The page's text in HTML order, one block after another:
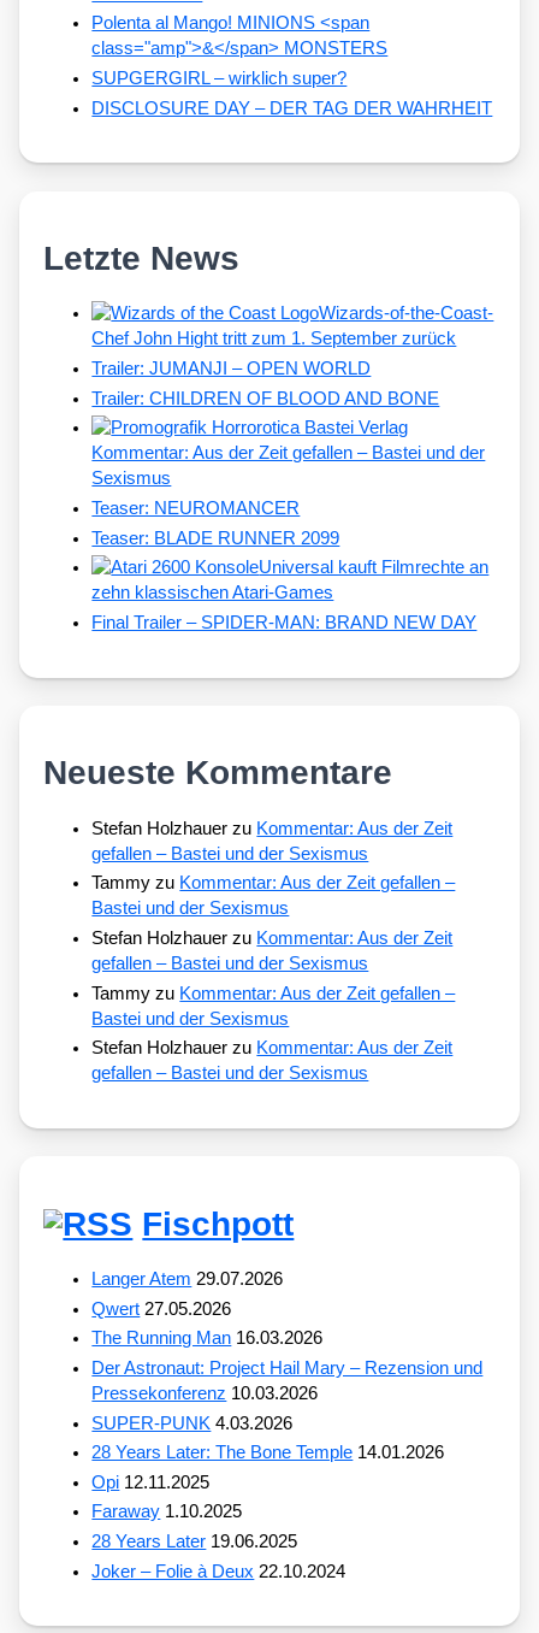
Polenta al Mango! MINIONS <span
class="amp">&</span> MONSTERS
SUPGERGIRL – wirklich super?
DISCLOSURE DAY – DER TAG DER WAHRHEIT
Letzte News
Wizards-of-the-Coast-
Chef John Hight tritt zum 1. September zurück
Trailer: JUMANJI – OPEN WORLD
Trailer: CHILDREN OF BLOOD AND BONE
Kommentar: Aus der Zeit gefallen – Bastei und der
Sexismus
Teaser: NEUROMANCER
Teaser: BLADE RUNNER 2099
Universal kauft Filmrechte an
zehn klassischen Atari-Games
Final Trailer – SPIDER-MAN: BRAND NEW DAY
Neueste Kommentare
Stefan Holzhauer zu Kommentar: Aus der Zeit
gefallen – Bastei und der Sexismus
Tammy zu Kommentar: Aus der Zeit gefallen –
Bastei und der Sexismus
Stefan Holzhauer zu Kommentar: Aus der Zeit
gefallen – Bastei und der Sexismus
Tammy zu Kommentar: Aus der Zeit gefallen –
Bastei und der Sexismus
Stefan Holzhauer zu Kommentar: Aus der Zeit
gefallen – Bastei und der Sexismus
Fischpott
Langer Atem 29.07.2026
Qwert 27.05.2026
The Running Man 16.03.2026
Der Astronaut: Project Hail Mary – Rezension und
Pressekonferenz 10.03.2026
SUPER-PUNK 4.03.2026
28 Years Later: The Bone Temple 14.01.2026
Opi 12.11.2025
Faraway 1.10.2025
28 Years Later 19.06.2025
Joker – Folie à Deux 22.10.2024